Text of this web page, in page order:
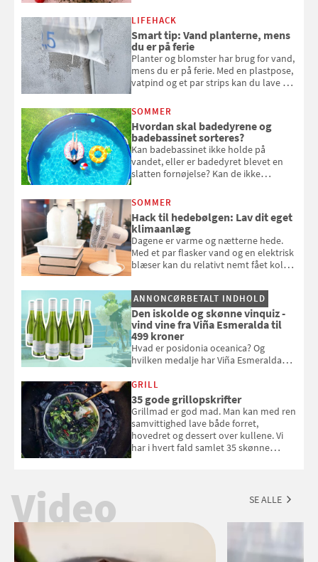
kan bruge dine hindbær i alt fra
bagværk og salater til is og syltning.
LIFEHACK
Smart tip: Vand planterne, mens
du er på ferie
Planter og blomster har brug for vand,
mens du er på ferie. Med en plastpose,
vatpind og et par strips kan du lave dit
at bede naboen om at vande eller
komme hjem til døde planter
SOMMER
Hvordan skal badedyrene og
badebassinet sorteres?
Kan badebassinet ikke holde på
vandet, eller er badedyret blevet en
slatten fornøjelse? Kan de ikke
opmærksom, når du smider
badebassinet eller et badedyr ud
SOMMER
Hack til hedebølgen: Lav dit eget
klimaanlæg
Dagene er varme og nætterne hede.
Med et par flasker vand og en elektrisk
blæser kan du relativt nemt fået koldt
og se, hvordan du gør
ANNONCØRBETALT INDHOLD
Den iskolde og skønne vinquiz -
vind vine fra Viña Esmeralda til
499 kroner
Hvad er posidonia oceanica? Og
hvilken medalje har Viña Esmeralda
med i Samvirkes skønne vinquiz, hvor
du kan vinde 6 flasker vin fra Viña
Esmeralda. Konkurrencen slutter 1.
september 2026.
GRILL
35 gode grillopskrifter
Grillmad er god mad. Man kan med ren
samvittighed lave både forret,
hovedret og dessert over kullene. Vi
har i hvert fald samlet 35 skønne
Video SE ALLE